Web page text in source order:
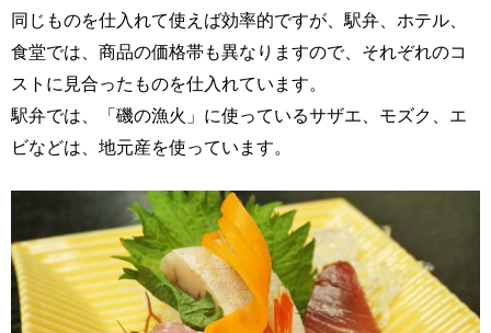
同じものを仕入れて使えば効率的ですが、駅弁、ホテル、
食堂では、商品の価格帯も異なりますので、それぞれのコ
ストに見合ったものを仕入れています。
駅弁では、「磯の漁火」に使っているサザエ、モズク、エ
ビなどは、地元産を使っています。